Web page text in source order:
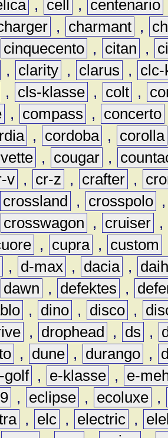
, cell , centenario
, charmant ,
cinquecento , citan ,
, clarity , clarus ,
clc-
, cls-klasse , colt ,
, compass , concerto
, cordoba ,
corolla
, cougar ,
v , cr-z , crafter ,
crossland , crosspolo
crosswagon , cruiser ,
, cupra , custom
, d-max , dacia ,
dawn , defektes ,
, dino , disco ,
, drophead , ds ,
, dune , durango ,
golf , e-klasse ,
e-
, eclipse , ecoluxe ,
, elc , electric ,